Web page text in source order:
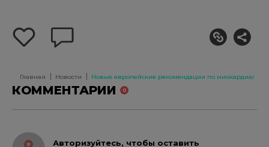
добавить
себе
Главная Новости Новые европейские рекомендации по
КОММЕНТАРИИ 0
Авторизуйтесь, чтобы оставить